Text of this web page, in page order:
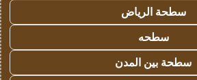
سطحة الرياض
سطحه
سطحة بين المدن